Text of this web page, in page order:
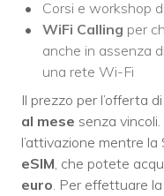
Corsi e workshop
WiFi Calling per
anche in assenza
una rete Wi-Fi
Il prezzo per l’offerta di
al mese senza
l’attivazione mentre
eSIM, che potete
euro. Per effettuare